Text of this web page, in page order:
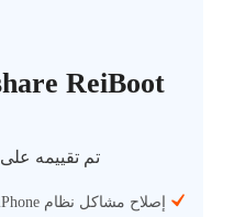
تم تقييمه على Trustpilot >